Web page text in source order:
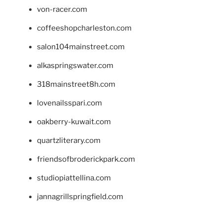
von-racer.com
coffeeshopcharleston.com
salon104mainstreet.com
alkaspringswater.com
318mainstreet8h.com
lovenailsspari.com
oakberry-kuwait.com
quartzliterary.com
friendsofbroderickpark.com
studiopiattellina.com
jannagrillspringfield.com